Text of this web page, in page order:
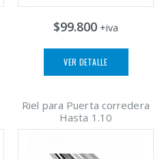
$99.800 +iva
VER DETALLE
Riel para Puerta corredera
Hasta 1.10